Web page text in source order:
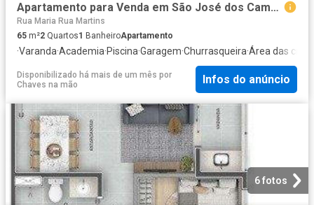
Apartamento para Venda em São José dos Campos/SP Conjunto Residencial Trinta e Um de Março 2 Quartos
Rua Maria Rua Martins
65 m²2 Quartos1 BanheiroApartamento
·Varanda·Academia·Piscina·Garagem·Churrasqueira·Área das
Disponibilizado há mais de um mês por
Chaves na mão
Infos do anúncio
6 fotos